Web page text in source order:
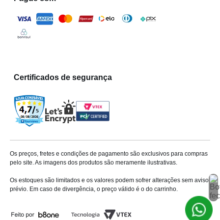
Quando se trata de iluminação, os lustres são
importantes para definir o estilo e atmosfera do ambiente.
Na loja virtual da Milium, oferecemos uma ampla
variedade de opções, desde pendentes até spots e
Ideais para áreas como cozinhas e salas de estar, os
pendentes
focalizada.
Escolha entre designs modernos, industriais ou vintage
Spots
Osspotssão ideais parailuminação direcional
destacar obras de arte, áreas de trabalho ou pontos
específicos, proporcionando flexibilidade e destaque
Certificados de segurança
Os preços, fretes e condições de pagamento são exclusivos para compras
pelo site. As imagens dos produtos são meramente ilustrativas.
Os estoques são limitados e os valores podem sofrer alterações sem aviso
prévio. Em caso de divergência, o preço válido é o do carrinho.